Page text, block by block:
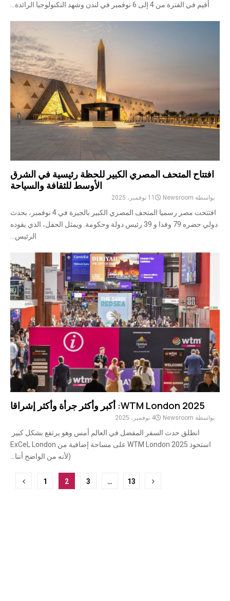
أقيم في الفترة من 4 إلى 6 نوفمبر في لندن وشهد التكنولوجيا الرائدة...
افتتاح المتحف المصري الكبير للحظة رئيسية في الشرق
الأوسط للثقافة والسياحة
بواسطة Newsroom 11 نوفمبر، 2025
افتتحت مصر رسميا المتحف المصري الكبير بالجيزة في 4 نوفمبر، بحدث
دولي حضره 79 وفدا و 39 رئيس دولة وحكومة. ويمثل الحفل، الذي يقوده
الرئيس...
WTM London 2025: أكبر وأكثر جرأة وأكثر إشراقا
بواسطة Newsroom 4 نوفمبر، 2025
انطلق حدث السفر المفضل في العالم أمس وهو يرتفع بشكل كبير.
استحوذ WTM London 2025 على مساحة إضافية من ExCeL London
(لأنه من الواضح أننا...
1 2 3 … 13